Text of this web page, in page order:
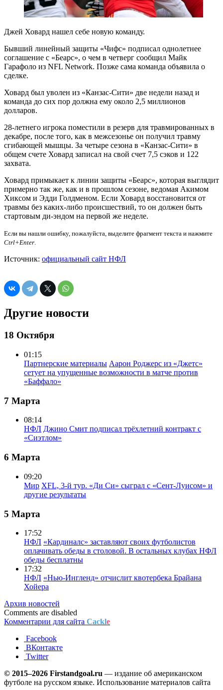
Джей Ховард нашел себе новую команду.
Бывший линейный защиты «Чифс» подписал однолетнее
соглашение с «Беарс», о чем в четверг сообщил Майк
Гарафоло из NFL Network. Позже сама команда объявила о
сделке.
Ховард был уволен из «Канзас-Сити» две недели назад и
команда до сих пор должна ему около 2,5 миллионов
долларов.
28-летнего игрока поместили в резерв для травмированных в
декабре, после того, как в межсезонье он получил травму
сгибающей мышцы. За четыре сезона в «Канзас-Сити» в
общем счете Ховард записал на свой счет 7,5 сэков и 122
захвата.
Ховард примыкает к линии защиты «Беарс», которая выглядит
примерно так же, как и в прошлом сезоне, ведомая Акимом
Хиксом и Эдди Голдменом. Если Ховард восстановится от
травмы без каких-либо происшествий, то он должен быть
стартовым ди-эндом на первой же неделе.
Если вы нашли ошибку, пожалуйста, выделите фрагмент текста и нажмите
Ctrl+Enter.
Источник: официальный сайт НФЛ
Другие новости
18 Октября
01:15
Партнерские материалы Аарон Роджерс из «Джетс»
сетует на упущенные возможности в матче против
«Баффало»
7 Марта
08:14
НФЛ Джино Смит подписал трёхлетний контракт с
«Сиэтлом»
6 Марта
09:20
Мир XFL, 3-й тур. «Ди Си» сыграл с «Сент-Луисом» и
другие результаты
5 Марта
17:52
НФЛ «Кардиналс» заставляют своих футболистов
оплачивать обеды в столовой. В остальных клубах НФЛ
обеды бесплатны
17:32
НФЛ «Нью-Ингленд» отчислит квотербека Брайана
Хойера
Архив новостей
Comments are disabled
Комментарии для сайта Cackle
Facebook
ВКонтакте
Twitter
© 2015–2026 Firstandgoal.ru — издание об американском
футболе на русском языке. Использование материалов cайта